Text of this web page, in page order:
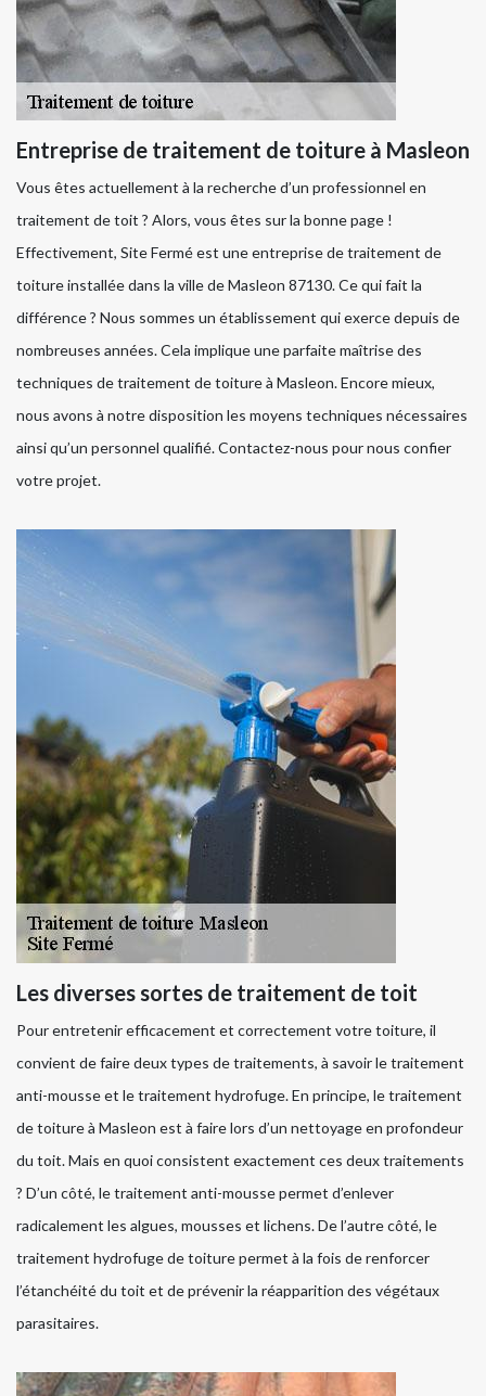
Entreprise de traitement de toiture à Masleon
Vous êtes actuellement à la recherche d’un professionnel en
traitement de toit ? Alors, vous êtes sur la bonne page !
Effectivement, Site Fermé est une entreprise de traitement de
toiture installée dans la ville de Masleon 87130. Ce qui fait la
différence ? Nous sommes un établissement qui exerce depuis de
nombreuses années. Cela implique une parfaite maîtrise des
techniques de traitement de toiture à Masleon. Encore mieux,
nous avons à notre disposition les moyens techniques nécessaires
ainsi qu’un personnel qualifié. Contactez-nous pour nous confier
votre projet.
Les diverses sortes de traitement de toit
Pour entretenir efficacement et correctement votre toiture, il
convient de faire deux types de traitements, à savoir le traitement
anti-mousse et le traitement hydrofuge. En principe, le traitement
de toiture à Masleon est à faire lors d’un nettoyage en profondeur
du toit. Mais en quoi consistent exactement ces deux traitements
? D’un côté, le traitement anti-mousse permet d’enlever
radicalement les algues, mousses et lichens. De l’autre côté, le
traitement hydrofuge de toiture permet à la fois de renforcer
l’étanchéité du toit et de prévenir la réapparition des végétaux
parasitaires.